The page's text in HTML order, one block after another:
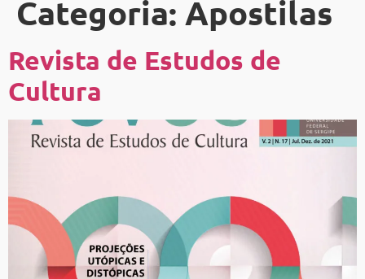
Categoria: Apostilas
Revista de Estudos de
Cultura